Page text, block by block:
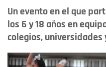
Un evento en el que
los 6 y 18 años en
colegios,